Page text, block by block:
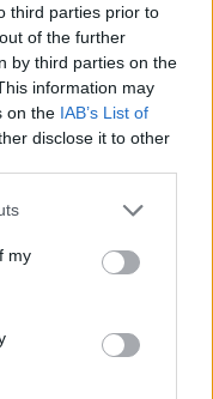
third parties prior to
of the further
by third parties on the
information may
on the IAB’s List of
disclose it to other
my
a részvény-,
és hogyan
változó...
belüli